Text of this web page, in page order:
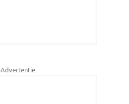
Advertentie